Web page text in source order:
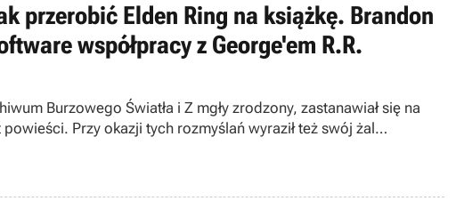
przerobić Elden Ring na książkę. Brandon
współpracy z George'em R.R.
Burzowego Światła i Z mgły zrodzony, zastanawiał się na
Przy okazji tych rozmyślań wyraził też swój żal